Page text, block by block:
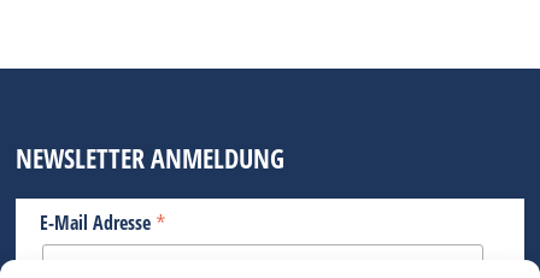
NEWSLETTER ANMELDUNG
E-Mail Adresse *